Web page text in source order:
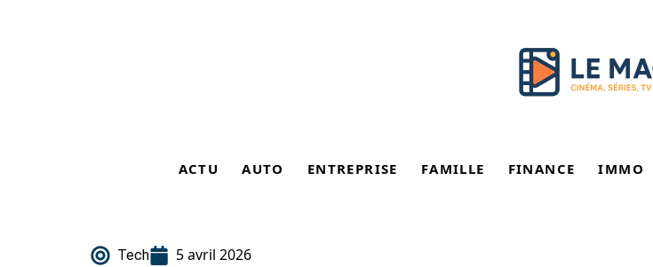
ACTU AUTO ENTREPRISE FAMILLE FINANCE IMMO
Tech 5 avril 2026